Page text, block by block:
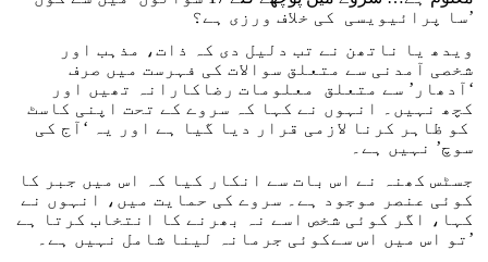
سا پرائیویسی کی خلاف ورزی ہے؟’
ویدھ یا ناتھن نے تب دلیل دی کہ ذات، مذہب اور
شخصی آمدنی سے متعلق سوالات کی فہرست میں صرف
‘آدھار’ سے متعلق معلومات رضاکارانہ تھیں اور
کچھ نہیں۔ انہوں نے کہا کہ سروے کے تحت اپنی کاسٹ
کو ظاہر کرنا لازمی قرار دیا گیا ہے اور یہ ‘آج کی
سوچ’ نہیں ہے۔
جسٹس کھنہ نے اس بات سے انکار کیا کہ اس میں جبر کا
کوئی عنصر موجود ہے۔ سروے کی حمایت میں، انہوں نے
کہا، اگر کوئی شخص اسے نہ بھرنے کا انتخاب کرتا ہے
تو اس میں اس سےکوئی جرمانہ لینا شامل نہیں ہے۔’